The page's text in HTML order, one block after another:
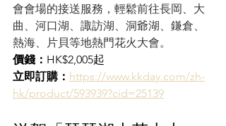
會會場的接送服務，輕鬆前往長岡、大
曲、河口湖、諏訪湖、洞爺湖、鎌倉、
熱海、片貝等地熱門花火大會。
價錢： HK$2,005起
立即訂購： https://www.kkday.com/zh-
hk/product/593939?cid=25139